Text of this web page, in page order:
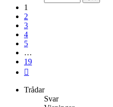
1
2
3
4
5
…
19
Trådar
Svar